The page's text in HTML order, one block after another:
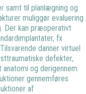
samt til planlægning og
muliggør evaluering
Der kan præoperativt
fx
danner virtuel
defekter,
og derigennem
gennemføres
af